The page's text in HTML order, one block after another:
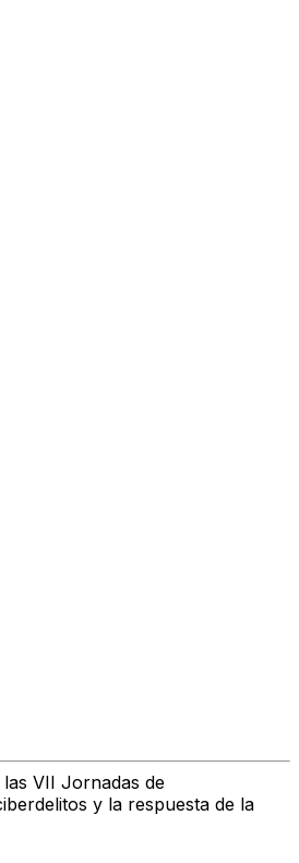
VII Jornadas de
y la respuesta de la